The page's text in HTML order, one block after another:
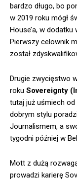
bardzo długo, bo
w 2019 roku mógł
House’a, w
Pierwszy celownik
został
Drugie zwycięstwo
roku Sovereignty
tutaj już uśmiech od
dobrym stylu
Journalismem, a
tygodni później w
Mott z dużą
prowadzi karierę